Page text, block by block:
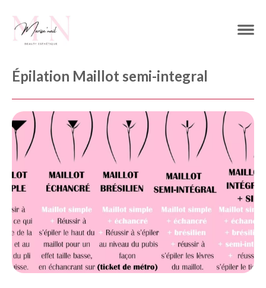
Épilation Maillot semi-integral